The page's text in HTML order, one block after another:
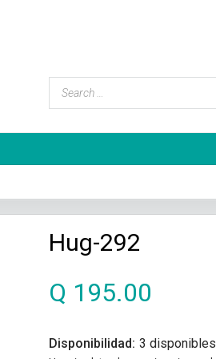
Hug-292
Q 195.00
Disponibilidad: 3 disponibles